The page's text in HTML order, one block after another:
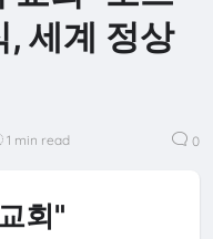
, 세계 정상
1 min read 0
회"